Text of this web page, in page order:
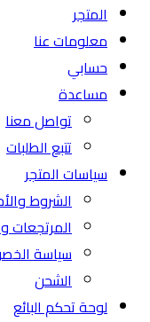
المتجر
معلومات عنا
حسابي
مساعدة
تواصل معنا
تتبع الطلبات
سياسات المتجر
الشروط
المرتجعات
سياسة
الشحن
لوحة تحكم البائع